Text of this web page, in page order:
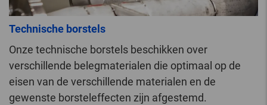
Technische borstels
Onze technische borstels beschikken over
verschillende belegmaterialen die optimaal op de
eisen van de verschillende materialen en de
gewenste borsteleffecten zijn afgestemd.